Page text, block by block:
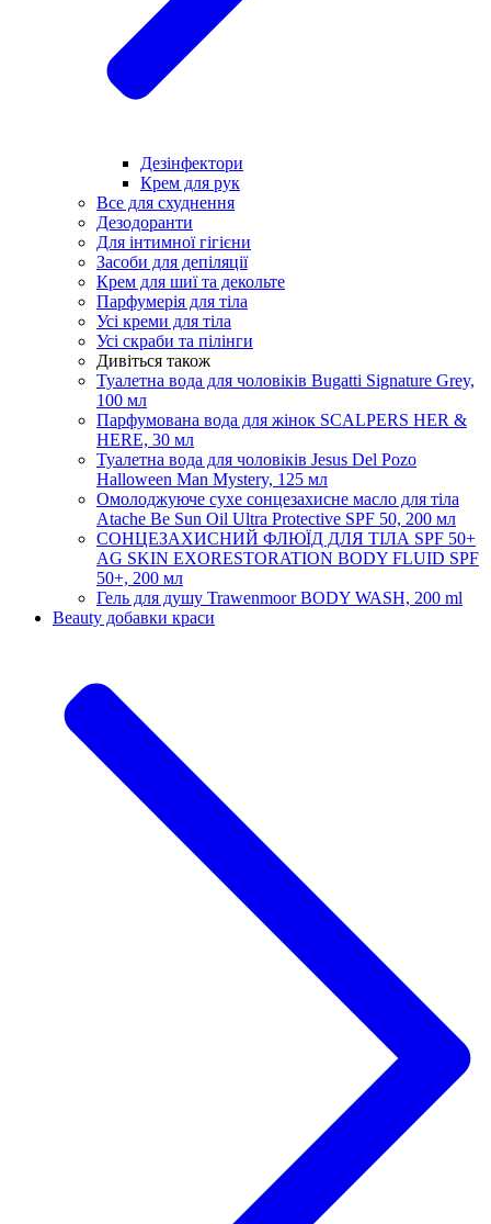
Дезінфектори
Крем для рук
Все для схуднення
Дезодоранти
Для інтимної гігієни
Засоби для депіляції
Крем для шиї та декольте
Парфумерія для тіла
Усі креми для тіла
Усі скраби та пілінги
Дивіться також
Туалетна вода для чоловіків Bugatti Signature Grey,
100 мл
Парфумована вода для жінок SCALPERS HER &
HERE, 30 мл
Туалетна вода для чоловіків Jesus Del Pozo
Halloween Man Mystery, 125 мл
Омолоджуюче сухе сонцезахисне масло для тіла
Atache Be Sun Oil Ultra Protective SPF 50, 200 мл
СОНЦЕЗАХИСНИЙ ФЛЮЇД ДЛЯ ТІЛА SPF 50+
AG SKIN EXORESTORATION BODY FLUID SPF
50+, 200 мл
Гель для душу Trawenmoor BODY WASH, 200 ml
Beauty добавки краси